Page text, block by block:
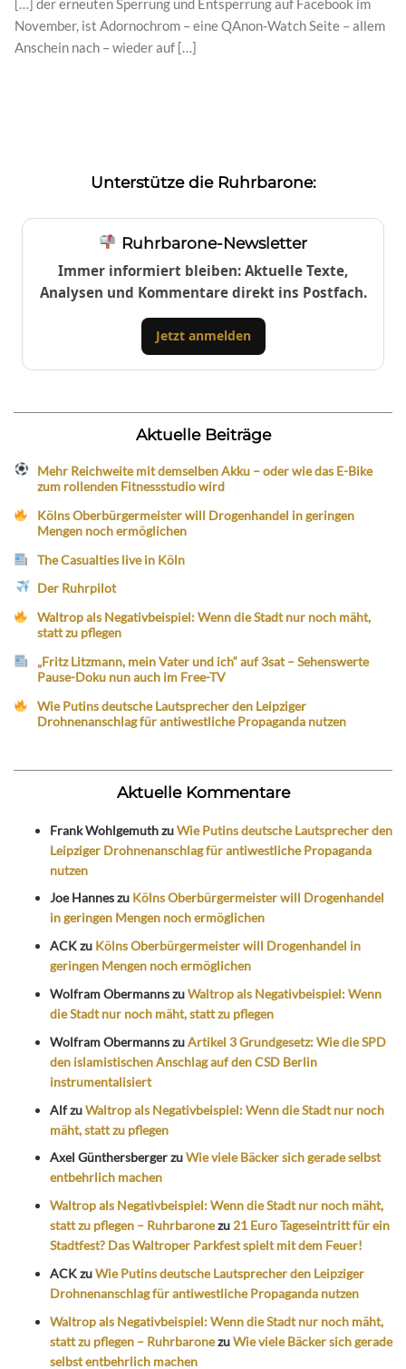
[…] der erneuten Sperrung und Entsperrung auf Facebook im
November, ist Adornochrom – eine QAnon-Watch Seite – allem
Anschein nach – wieder auf […]
Unterstütze die Ruhrbarone:
Ruhrbarone-Newsletter
Immer informiert bleiben: Aktuelle Texte,
Analysen und Kommentare direkt ins Postfach.
Jetzt anmelden
Aktuelle Beiträge
Mehr Reichweite mit demselben Akku – oder wie das E-Bike
zum rollenden Fitnessstudio wird
Kölns Oberbürgermeister will Drogenhandel in geringen
Mengen noch ermöglichen
The Casualties live in Köln
Der Ruhrpilot
Waltrop als Negativbeispiel: Wenn die Stadt nur noch mäht,
statt zu pflegen
„Fritz Litzmann, mein Vater und ich“ auf 3sat – Sehenswerte
Pause-Doku nun auch im Free-TV
Wie Putins deutsche Lautsprecher den Leipziger
Drohnenanschlag für antiwestliche Propaganda nutzen
Aktuelle Kommentare
Frank WohlgemuthzuWie Putins deutsche Lautsprecher den
Leipziger Drohnenanschlag für antiwestliche Propaganda
nutzen
Joe Hanneszu Kölns Oberbürgermeister will Drogenhandel
in geringen Mengen noch ermöglichen
ACKzu Kölns Oberbürgermeister will Drogenhandel in
geringen Mengen noch ermöglichen
Wolfram ObermannszuWaltrop als Negativbeispiel: Wenn
die Stadt nur noch mäht, statt zu pflegen
Wolfram ObermannszuArtikel 3 Grundgesetz: Wie die SPD
den islamistischen Anschlag auf den CSD Berlin
instrumentalisiert
AlfzuWaltrop als Negativbeispiel: Wenn die Stadt nur noch
mäht, statt zu pflegen
Axel GünthersbergerzuWie viele Bäcker sich gerade selbst
entbehrlich machen
Waltrop als Negativbeispiel: Wenn die Stadt nur noch mäht,
statt zu pflegen – Ruhrbaronezu 21 Euro Tageseintritt für ein
Stadtfest? Das Waltroper Parkfest spielt mit dem Feuer!
ACKzuWie Putins deutsche Lautsprecher den Leipziger
Drohnenanschlag für antiwestliche Propaganda nutzen
Waltrop als Negativbeispiel: Wenn die Stadt nur noch mäht,
statt zu pflegen – RuhrbaronezuWie viele Bäcker sich gerade
selbst entbehrlich machen